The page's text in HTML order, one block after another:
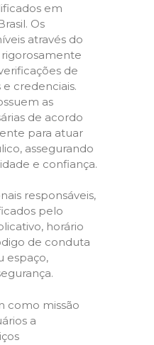
em
Os
através do
rigorosamente
de
credenciais.
as
de acordo
para atuar
assegurando
e confiança.
responsáveis,
pelo
horário
de conduta
espaço,
como missão
a